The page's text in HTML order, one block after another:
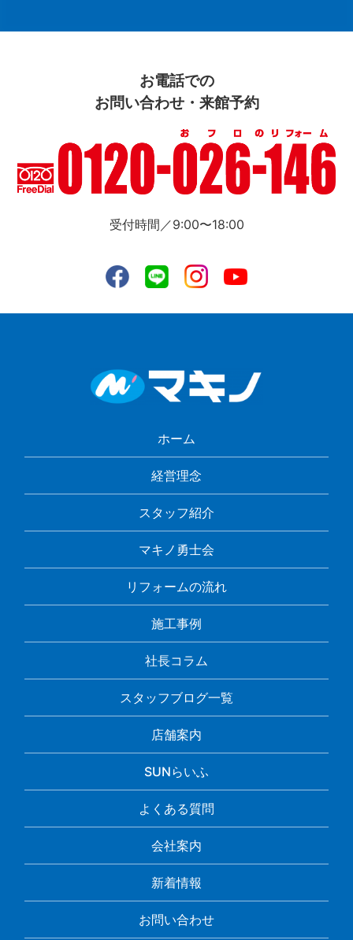
お電話での
お問い合わせ・来館予約
受付時間／9:00〜18:00
ホーム
経営理念
スタッフ紹介
マキノ勇士会
リフォームの流れ
施工事例
社長コラム
スタッフブログ一覧
店舗案内
SUNらいふ
よくある質問
会社案内
新着情報
お問い合わせ